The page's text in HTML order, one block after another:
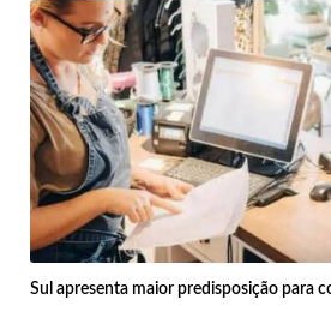
Sul apresenta maior predisposição para